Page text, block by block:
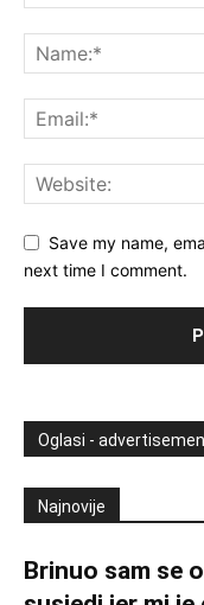
Save my name,
next time I comment.
Oglasi -
Najnovije
Brinuo sam se